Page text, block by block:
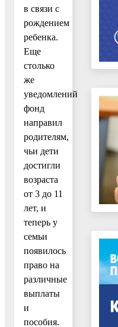
в связи с
рождением
ребенка.
Еще
столько
же
уведомлений
фонд
направил
родителям,
чьи дети
достигли
возраста
от 3 до 11
лет, и
теперь у
семьи
появилось
право на
различные
выплаты
и
пособия.